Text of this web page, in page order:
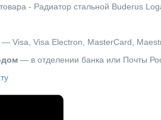
- Радиатор стальной Buderus
— Visa, Visa Electron, MasterCard,
— в отделении банка или Почты